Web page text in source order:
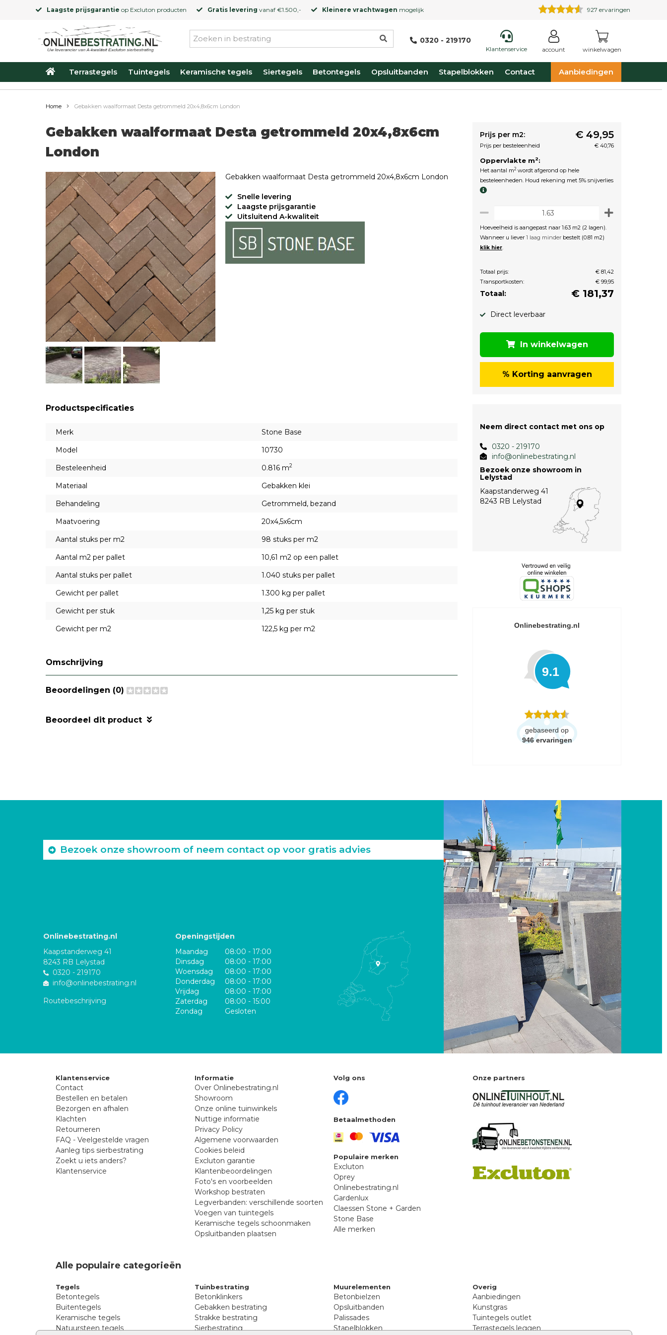
Laagste prijsgarantie op Excluton producten Gratis levering vanaf €1.500,- Kleinere vrachtwagen mogelijk 927 ervaringen
0320 - 219170
Klantenservice account winkelwagen
Terrastegels Tuintegels Keramische tegels Siertegels Betontegels Opsluitbanden Stapelblokken Contact Aanbiedingen
Home Gebakken waalformaat Desta getrommeld 20x4,8x6cm London
Gebakken waalformaat Desta getrommeld 20x4,8x6cm
London
Gebakken waalformaat Desta getrommeld 20x4,8x6cm London
Snelle levering
Laagste prijsgarantie
Uitsluitend A-kwaliteit
Productspecificaties
Merk
Stone Base
Model
10730
Besteleenheid
0.816 m2
Materiaal
Gebakken klei
Behandeling
Getrommeld, bezand
Maatvoering
20x4,5x6cm
Aantal stuks per m2
98 stuks per m2
Aantal m2 per pallet
10,61 m2 op een pallet
Aantal stuks per pallet
1.040 stuks per pallet
Gewicht per pallet
1.300 kg per pallet
Gewicht per stuk
1,25 kg per stuk
Gewicht per m2
122,5 kg per m2
Omschrijving
Beoordelingen (0)
Beoordeel dit product
Prijs per m2: € 49,95
Prijs per besteleenheid € 40,76
Oppervlakte m2:
Het aantal m2 wordt afgerond op hele
besteleenheden. Houd rekening met 5% snijverlies
Hoeveelheid is aangepast naar 1.63 m2 (2 lagen).
Wanneer u liever 1 laag minder bestelt (0.81 m2)
klik hier.
Totaal prijs:
€ 81,42
Transportkosten:
€ 99,95
Totaal: € 181,37
Direct leverbaar
In winkelwagen
% Korting aanvragen
Neem direct contact met ons op
0320 - 219170
info@onlinebestrating.nl
Bezoek onze showroom in
Lelystad
Kaapstanderweg 41
8243 RB Lelystad
Onlinebestrating.nl
9.1
gebaseerd op
946 ervaringen
Bezoek onze showroom of neem contact op voor gratis advies
Onlinebestrating.nl
Kaapstanderweg 41
8243 RB Lelystad
0320 - 219170
info@onlinebestrating.nl
Routebeschrijving
Openingstijden
Maandag
08:00 - 17:00
Dinsdag
08:00 - 17:00
Woensdag
08:00 - 17:00
Donderdag
08:00 - 17:00
Vrijdag
08:00 - 17:00
Zaterdag
08:00 - 15:00
Zondag
Gesloten
Klantenservice
Contact
Bestellen en betalen
Bezorgen en afhalen
Klachten
Retourneren
FAQ - Veelgestelde vragen
Aanleg tips sierbestrating
Zoekt u iets anders?
Klantenservice
Informatie
Over Onlinebestrating.nl
Showroom
Onze online tuinwinkels
Nuttige informatie
Privacy Policy
Algemene voorwaarden
Cookies beleid
Excluton garantie
Klantenbeoordelingen
Foto's en voorbeelden
Workshop bestraten
Legverbanden: verschillende soorten
Voegen van tuintegels
Keramische tegels schoonmaken
Opsluitbanden plaatsen
Volg ons
Betaalmethoden
Populaire merken
Excluton
Oprey
Onlinebestrating.nl
Gardenlux
Claessen Stone + Garden
Stone Base
Alle merken
Onze partners
Alle populaire categorieën
Tegels
Betontegels
Buitentegels
Keramische tegels
Natuursteen tegels
Tuinbestrating
Betonklinkers
Gebakken bestrating
Strakke bestrating
Sierbestrating
Muurelementen
Betonbielzen
Opsluitbanden
Palissades
Stapelblokken
Overig
Aanbiedingen
Kunstgras
Tuintegels outlet
Terrastegels leggen